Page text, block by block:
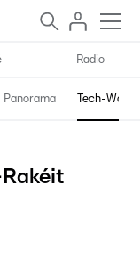
Radio
Panorama Tech-World